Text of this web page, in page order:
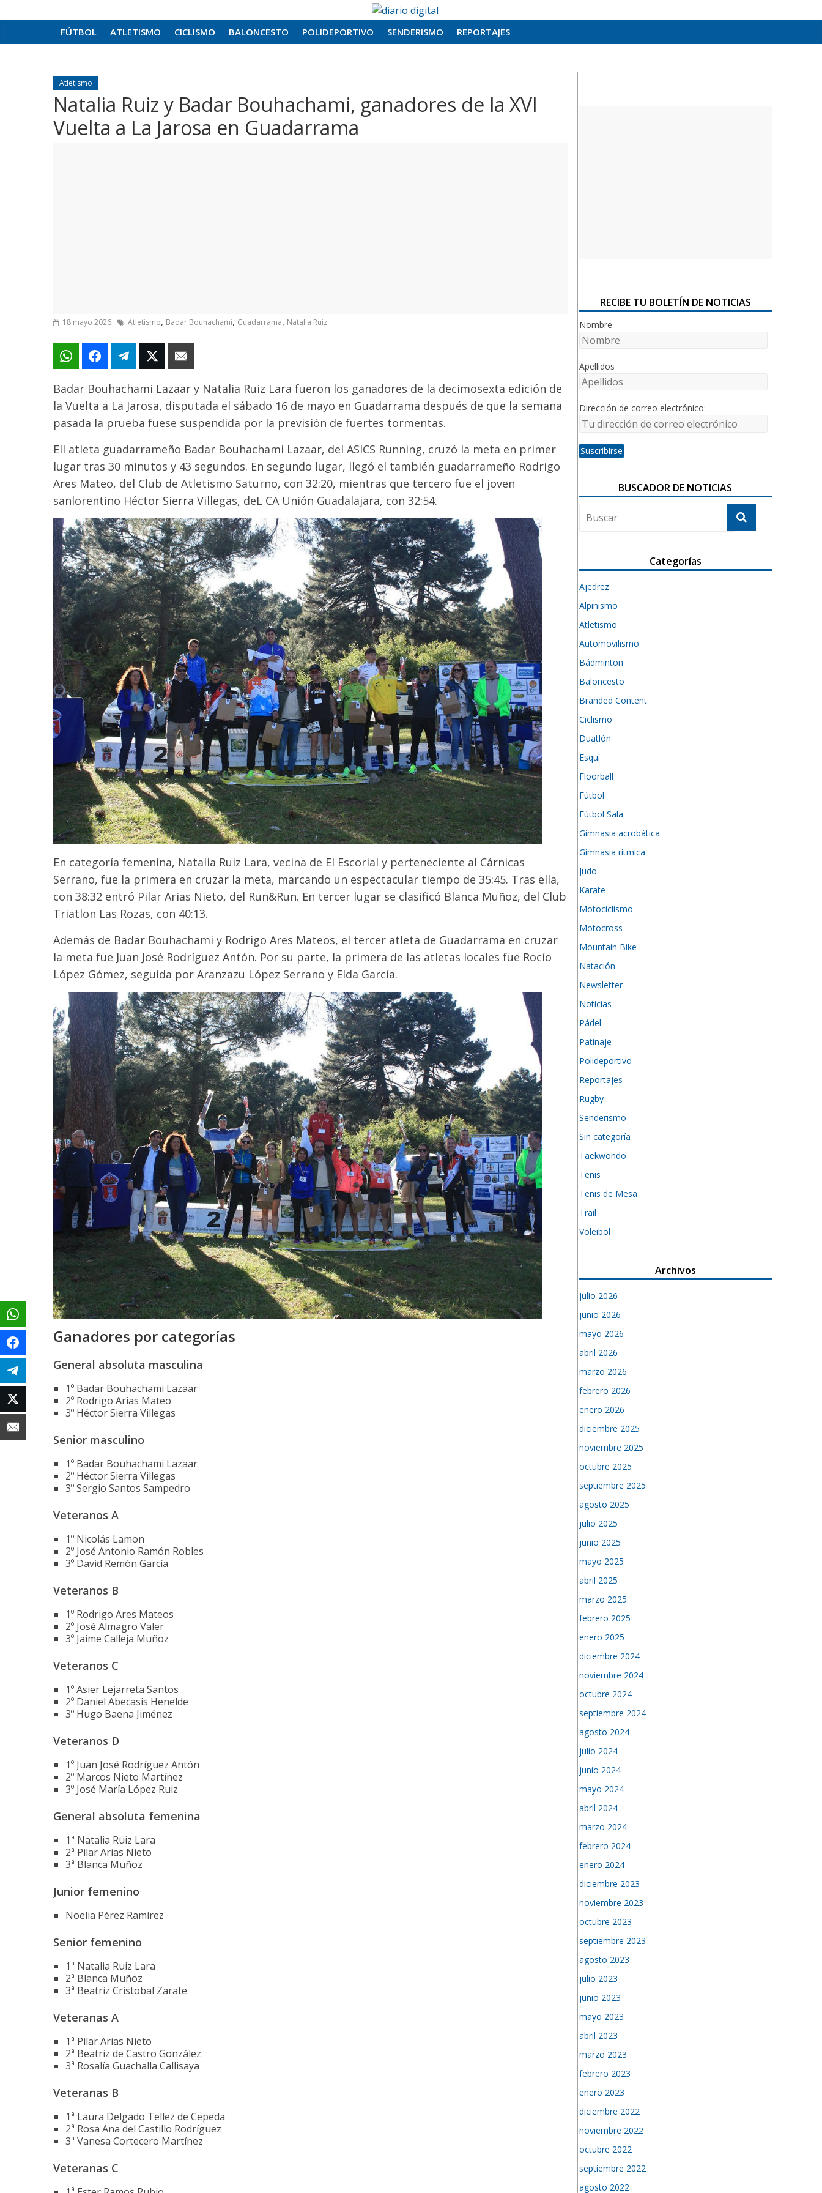
FÚTBOL ATLETISMO CICLISMO BALONCESTO POLIDEPORTIVO SENDERISMO REPORTAJES
Atletismo
Natalia Ruiz y Badar Bouhachami, ganadores de la XVI
Vuelta a La Jarosa en Guadarrama
18 mayo 2026 Atletismo, Badar Bouhachami, Guadarrama, Natalia Ruiz
Badar Bouhachami Lazaar y Natalia Ruiz Lara fueron los ganadores de la decimosexta edición de
la Vuelta a La Jarosa, disputada el sábado 16 de mayo en Guadarrama después de que la semana
pasada la prueba fuese suspendida por la previsión de fuertes tormentas.
Ell atleta guadarrameño Badar Bouhachami Lazaar, del ASICS Running, cruzó la meta en primer
lugar tras 30 minutos y 43 segundos. En segundo lugar, llegó el también guadarrameño Rodrigo
Ares Mateo, del Club de Atletismo Saturno, con 32:20, mientras que tercero fue el joven
sanlorentino Héctor Sierra Villegas, deL CA Unión Guadalajara, con 32:54.
En categoría femenina, Natalia Ruiz Lara, vecina de El Escorial y perteneciente al Cárnicas
Serrano, fue la primera en cruzar la meta, marcando un espectacular tiempo de 35:45. Tras ella,
con 38:32 entró Pilar Arias Nieto, del Run&Run. En tercer lugar se clasificó Blanca Muñoz, del Club
Triatlon Las Rozas, con 40:13.
Además de Badar Bouhachami y Rodrigo Ares Mateos, el tercer atleta de Guadarrama en cruzar
la meta fue Juan José Rodríguez Antón. Por su parte, la primera de las atletas locales fue Rocío
López Gómez, seguida por Aranzazu López Serrano y Elda García.
Ganadores por categorías
General absoluta masculina
1º Badar Bouhachami Lazaar
2º Rodrigo Arias Mateo
3º Héctor Sierra Villegas
Senior masculino
1º Badar Bouhachami Lazaar
2º Héctor Sierra Villegas
3º Sergio Santos Sampedro
Veteranos A
1º Nicolás Lamon
2º José Antonio Ramón Robles
3º David Remón García
Veteranos B
1º Rodrigo Ares Mateos
2º José Almagro Valer
3º Jaime Calleja Muñoz
Veteranos C
1º Asier Lejarreta Santos
2º Daniel Abecasis Henelde
3º Hugo Baena Jiménez
Veteranos D
1º Juan José Rodríguez Antón
2º Marcos Nieto Martínez
3º José María López Ruiz
General absoluta femenina
1ª Natalia Ruiz Lara
2ª Pilar Arias Nieto
3ª Blanca Muñoz
Junior femenino
Noelia Pérez Ramírez
Senior femenino
1ª Natalia Ruiz Lara
2ª Blanca Muñoz
3ª Beatriz Cristobal Zarate
Veteranas A
1ª Pilar Arias Nieto
2ª Beatriz de Castro González
3ª Rosalía Guachalla Callisaya
Veteranas B
1ª Laura Delgado Tellez de Cepeda
2ª Rosa Ana del Castillo Rodríguez
3ª Vanesa Cortecero Martínez
Veteranas C
RECIBE TU BOLETÍN DE NOTICIAS
Nombre
Apellidos
Dirección de correo electrónico:
BUSCADOR DE NOTICIAS
Categorías
Ajedrez
Alpinismo
Atletismo
Automovilismo
Bádminton
Baloncesto
Branded Content
Ciclismo
Duatlón
Esquí
Floorball
Fútbol
Fútbol Sala
Gimnasia acrobática
Gimnasia rítmica
Judo
Karate
Motociclismo
Motocross
Mountain Bike
Natación
Newsletter
Noticias
Pádel
Patinaje
Polideportivo
Reportajes
Rugby
Senderismo
Sin categoría
Taekwondo
Tenis
Tenis de Mesa
Trail
Voleibol
Archivos
julio 2026
junio 2026
mayo 2026
abril 2026
marzo 2026
febrero 2026
enero 2026
diciembre 2025
noviembre 2025
octubre 2025
septiembre 2025
agosto 2025
julio 2025
junio 2025
mayo 2025
abril 2025
marzo 2025
febrero 2025
enero 2025
diciembre 2024
noviembre 2024
octubre 2024
septiembre 2024
agosto 2024
julio 2024
junio 2024
mayo 2024
abril 2024
marzo 2024
febrero 2024
enero 2024
diciembre 2023
noviembre 2023
octubre 2023
septiembre 2023
agosto 2023
julio 2023
junio 2023
mayo 2023
abril 2023
marzo 2023
febrero 2023
enero 2023
diciembre 2022
noviembre 2022
octubre 2022
septiembre 2022
agosto 2022